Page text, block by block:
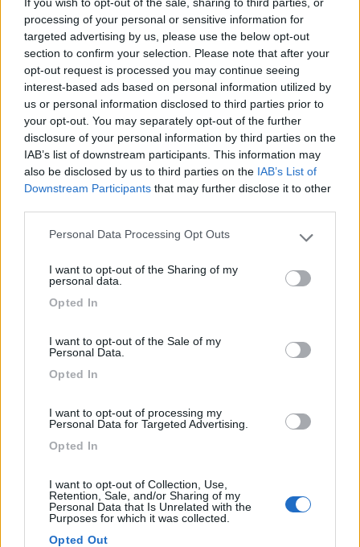
processing of your personal or sensitive information for
targeted advertising by us, please use the below opt-out
section to confirm your selection. Please note that after your
opt-out request is processed you may continue seeing
interest-based ads based on personal information utilized by
us or personal information disclosed to third parties prior to
your opt-out. You may separately opt-out of the further
disclosure of your personal information by third parties on the
IAB’s list of downstream participants. This information may
also be disclosed by us to third parties on the IAB’s List of
Downstream Participants that may further disclose it to other
Please note that this website/app uses one or more Google
not limited to your visit or usage behaviour. You may click to
grant or deny consent to Google and its third-party tags to
use your data for below specified purposes in below Google
Personal Data Processing Opt Outs
I want to opt-out of the Sharing of my
personal data.
Opted In
I want to opt-out of the Sale of my
Personal Data.
Opted In
I want to opt-out of processing my
Personal Data for Targeted Advertising.
Opted In
I want to opt-out of Collection, Use,
Retention, Sale, and/or Sharing of my
Personal Data that Is Unrelated with the
Purposes for which it was collected.
Opted Out
Servizi
Jolanda 24/08/2020 13:00
Fatto solo carico scarico a 10€. Gestore gentile,
servizi non pulitissimi ma nella media.
Accoglienza Prezzo Pulizia Servizi
Personale gentile. Non vi sono negozi nei paraggi.
A circa 3 km da Moena,. Purtroppo l'area si trova
sulla strada principale, quindi molto rumorosa sia
Massychiap71 05/01/2020 20:00
gentilissimi.
Accoglienza Caratteristiche